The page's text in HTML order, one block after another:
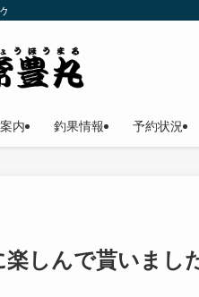
ムフィッシングが楽しめます！仕
内 釣果情報 予約状況
しんで貰いまし